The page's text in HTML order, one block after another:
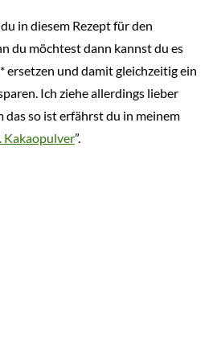
in diesem Rezept für den
du möchtest dann kannst du es
ersetzen und damit gleichzeitig ein
Ich ziehe allerdings lieber
das so ist erfährst du in meinem
Kakaopulver”.